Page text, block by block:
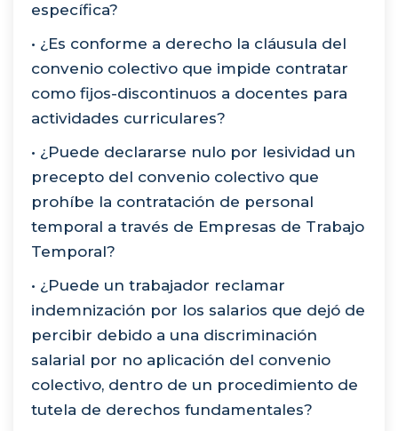
específica?
• ¿Es conforme a derecho la cláusula del
convenio colectivo que impide contratar
como fijos-discontinuos a docentes para
actividades curriculares?
• ¿Puede declararse nulo por lesividad un
precepto del convenio colectivo que
prohíbe la contratación de personal
temporal a través de Empresas de Trabajo
Temporal?
• ¿Puede un trabajador reclamar
indemnización por los salarios que dejó de
percibir debido a una discriminación
salarial por no aplicación del convenio
colectivo, dentro de un procedimiento de
tutela de derechos fundamentales?